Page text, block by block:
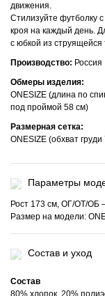
движения.
Стилизуйте футболку
кроя на каждый день.
с юбкой из струящейся
Производство: Россия
Обмеры изделия:
ONESIZE (длина по
под проймой 58 см)
Размерная сетка:
ONESIZE (обхват
Параметры
Рост 173 см, ОГ/ОТ/ОБ
Размер на модели:
Состав и уход
Состав